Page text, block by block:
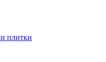
плитки